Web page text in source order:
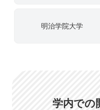
明治学院大学
学内での